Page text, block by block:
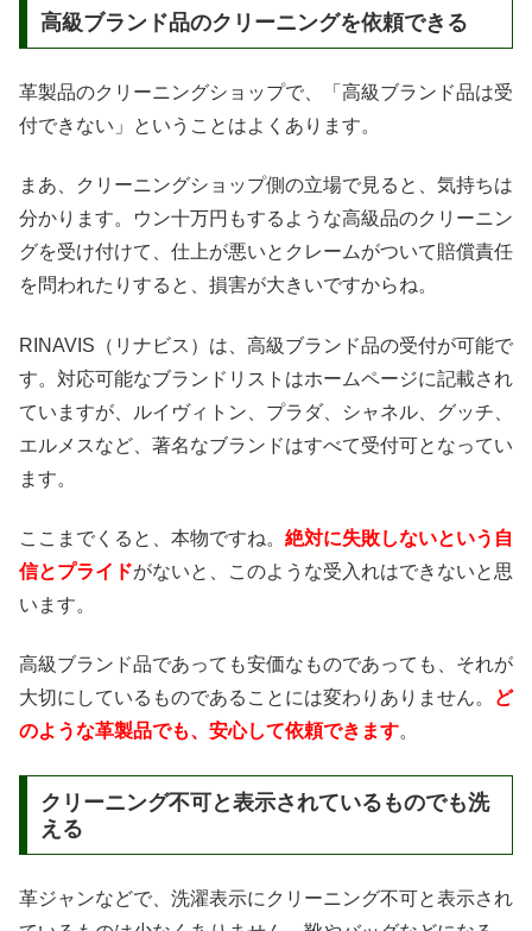
高級ブランド品のクリーニングを依頼できる
革製品のクリーニングショップで、「高級ブランド品は受
付できない」ということはよくあります。
まあ、クリーニングショップ側の立場で見ると、気持ちは
分かります。ウン十万円もするような高級品のクリーニン
グを受け付けて、仕上が悪いとクレームがついて賠償責任
を問われたりすると、損害が大きいですからね。
RINAVIS（リナビス）は、高級ブランド品の受付が可能で
す。対応可能なブランドリストはホームページに記載され
ていますが、ルイヴィトン、プラダ、シャネル、グッチ、
エルメスなど、著名なブランドはすべて受付可となってい
ます。
ここまでくると、本物ですね。 絶対に失敗しないという自
信とプライドがないと、このような受入れはできないと思
います。
高級ブランド品であっても安価なものであっても、それが
大切にしているものであることには変わりありません。
ど
のような革製品でも、安心して依頼できます。
クリーニング不可と表示されているものでも洗
える
革ジャンなどで、洗濯表示にクリーニング不可と表示され